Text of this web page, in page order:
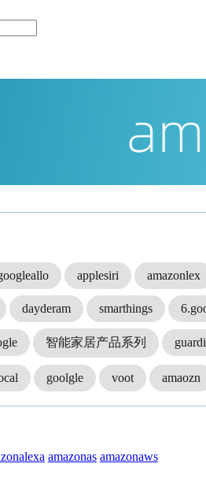
applesiri amazonlex
dayderam smarthings
智能家居产品系列
goolgle voot amaozn
amazonas amazonaws